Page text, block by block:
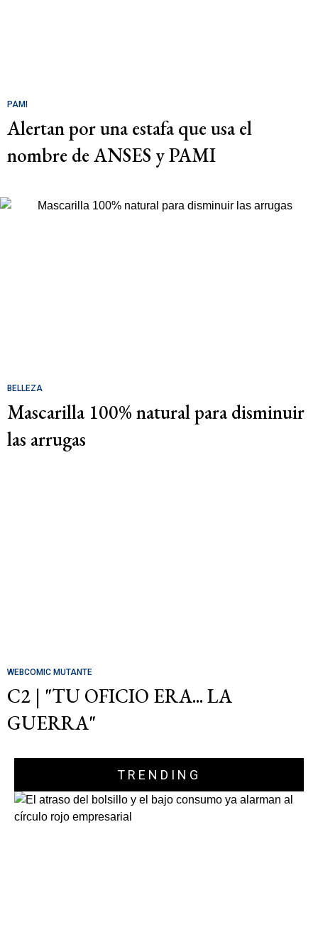
PAMI
Alertan por una estafa que usa el
nombre de ANSES y PAMI
BELLEZA
Mascarilla 100% natural para disminuir
las arrugas
WEBCOMIC MUTANTE
C2 | "TU OFICIO ERA... LA
GUERRA"
TRENDING